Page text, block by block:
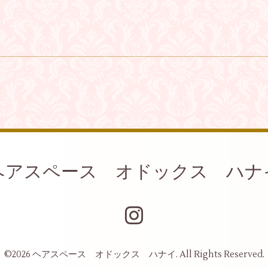
アスペース オドックス ハナ
©2026 ヘアスペース オドックス ハナイ. All Rights Reserved.